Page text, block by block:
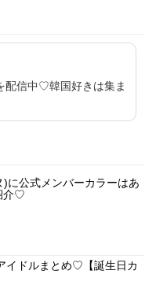
配信中♡韓国好きは集ま
)に公式メンバーカラーはあ
介♡
イドルまとめ♡【誕生日カ